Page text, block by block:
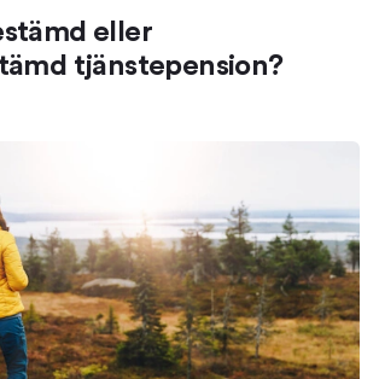
eller
tjänstepension?